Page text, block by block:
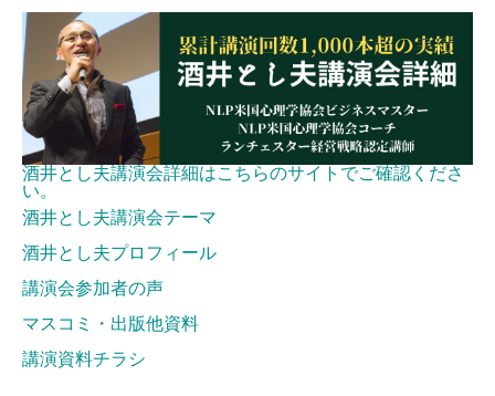
酒井とし夫講演会詳細はこちらのサイトでご確認くださ
い。
酒井とし夫講演会テーマ
酒井とし夫プロフィール
講演会参加者の声
マスコミ・出版他資料
講演資料チラシ